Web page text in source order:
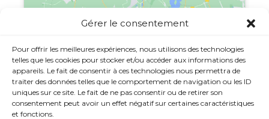
Gérer le consentement
Pour offrir les meilleures expériences, nous utilisons des technologies
telles que les cookies pour stocker et/ou accéder aux informations des
appareils. Le fait de consentir à ces technologies nous permettra de
traiter des données telles que le comportement de navigation ou les ID
uniques sur ce site. Le fait de ne pas consentir ou de retirer son
consentement peut avoir un effet négatif sur certaines caractéristiques
et fonctions.